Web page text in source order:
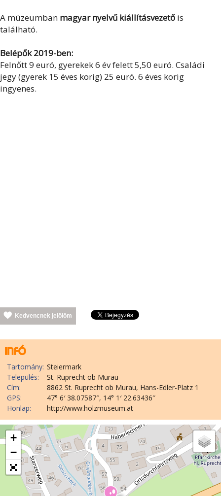
A múzeumban magyar nyelvű kiállításvezető is
található.
Belépők 2019-ben:
Felnőtt 9 euró, gyerekek 6 év felett 5,50 euró. Családi
jegy (gyerek 15 éves korig) 25 euró. 6 éves korig
ingyenes.
Kedvencnek jelölöm
Tartomány: Steiermark
Település:
St. Ruprecht ob Murau
Cím:
8862 St. Ruprecht ob Murau, Hans-Edler-Platz 1
GPS:
47° 6′ 38.07587″, 14° 1′ 22.63436″
Honlap:
http://www.holzmuseum.at
+
−